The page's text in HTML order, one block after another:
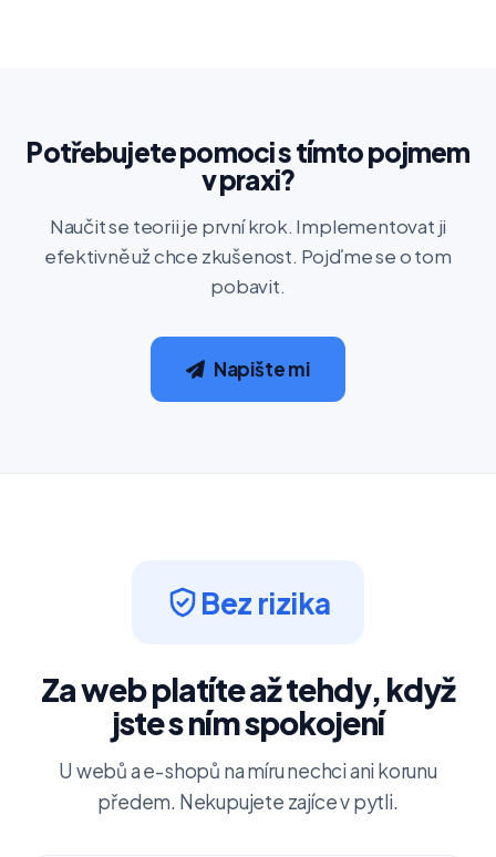
Potřebujete pomoci s tímto pojmem
v praxi?
Naučit se teorii je první krok. Implementovat ji
efektivně už chce zkušenost. Pojďme se o tom
pobavit.
Napište mi
Bez rizika
Za web platíte až tehdy, když
jste s ním spokojení
U webů a e-shopů na míru nechci ani korunu
předem. Nekupujete zajíce v pytli.